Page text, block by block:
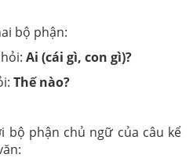
bộ phận:
Ai (cái gì, con gì)?
Thế nào?
bộ phận chủ ngữ của câu kể